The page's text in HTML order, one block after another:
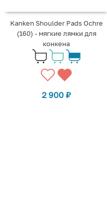
Kanken Shoulder Pads Ochre
(160) - мягкие лямки для
конкена
2 900 ₽